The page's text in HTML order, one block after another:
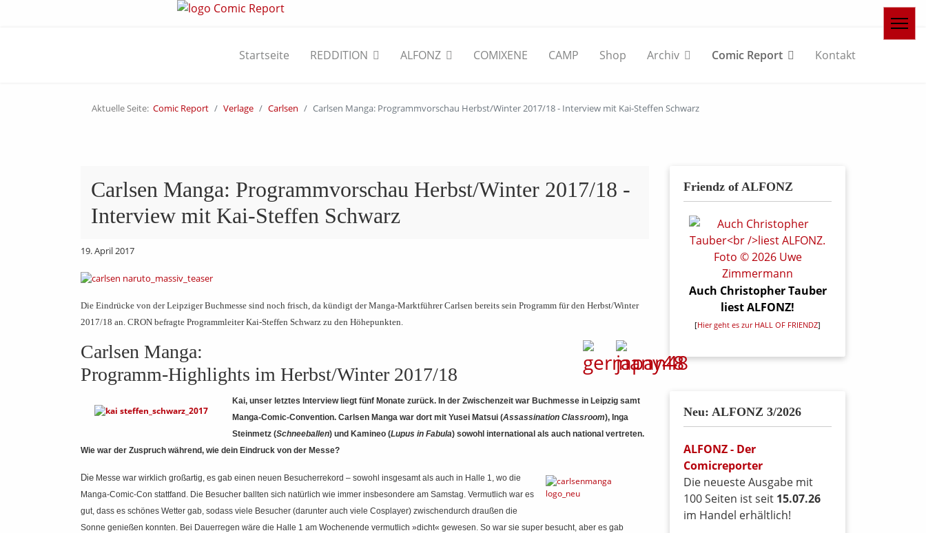
Startseite REDDITION ALFONZ COMIXENE CAMP Shop Archiv Comic Report Kontakt
Aktuelle Seite: Comic Report Verlage Carlsen Carlsen Manga: Programmvorschau Herbst/Winter 2017/18 - Interview mit Kai-Steffen Schwarz
Carlsen Manga: Programmvorschau Herbst/Winter 2017/18 -
Interview mit Kai-Steffen Schwarz
19. April 2017
Die Eindrücke von der Leipziger Buchmesse sind noch frisch, da kündigt der Manga-Marktführer Carlsen bereits sein Programm für den Herbst/Winter
2017/18 an. CRON befragte Programmleiter Kai-Steffen Schwarz zu den Höhepunkten.
Carlsen Manga:
Programm-Highlights im Herbst/Winter 2017/18
Kai, unser letztes Interview liegt fünf Monate zurück. In der Zwischenzeit war Buchmesse in Leipzig samt
Manga-Comic-Convention. Carlsen Manga war dort mit Yusei Matsui (Assassination Classroom), Inga
Steinmetz (Schneeballen) und Kamineo (Lupus in Fabula) sowohl international als auch national vertreten.
Wie war der Zuspruch während, wie dein Eindruck von der Messe?
Die Messe war wirklich großartig, es gab einen neuen Besucherrekord – sowohl insgesamt als auch in Halle 1, wo die
Manga-Comic-Con stattfand. Die Besucher ballten sich natürlich wie immer insbesondere am Samstag. Vermutlich war es
gut, dass es schönes Wetter gab, sodass viele Besucher (darunter auch viele Cosplayer) zwischendurch draußen die
Sonne genießen konnten. Bei Dauerregen wäre die Halle 1 am Wochenende vermutlich »dicht« gewesen. So war sie super besucht, aber es gab
Friendz of ALFONZ
Auch Christopher Tauber
liest ALFONZ!
[Hier geht es zur HALL OF FRIENDZ]
Neu: ALFONZ 3/2026
ALFONZ - Der
Comicreporter
Die neueste Ausgabe mit
100 Seiten ist seit 15.07.26
im Handel erhältlich!